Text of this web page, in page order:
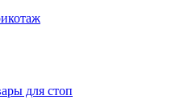
для стоп